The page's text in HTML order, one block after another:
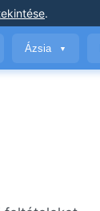
.
Ázsia ▼